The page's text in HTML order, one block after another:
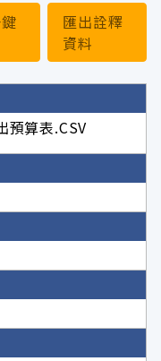
匯出詮釋
資料
預算表.CSV